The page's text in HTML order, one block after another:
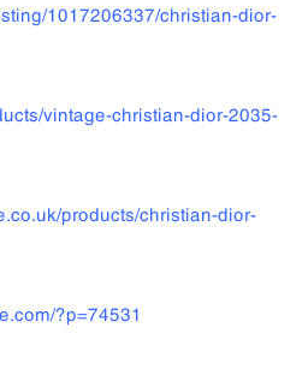
1017206337/christian-dior-
vintage-christian-dior-2035-
products/christian-dior-
?p=74531